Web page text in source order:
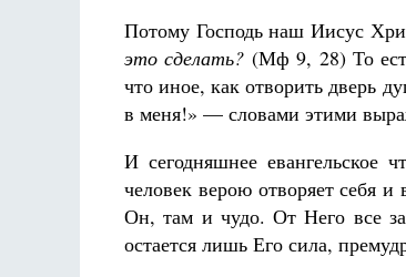
Потому Господь наш Иисус
это сделать? (Мф 9, 28) То
что иное, как отворить дверь
в меня!» — словами этими
И сегодняшнее евангельское
человек верою отворяет себя
Он, там и чудо. От Него все
остается лишь Его сила,